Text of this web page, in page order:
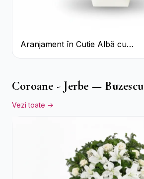
Aranjament în Cutie Albă cu
Trandafiri Roșii și Lisianthus
Coroane - Jerbe — Buzescu
Vezi toate →